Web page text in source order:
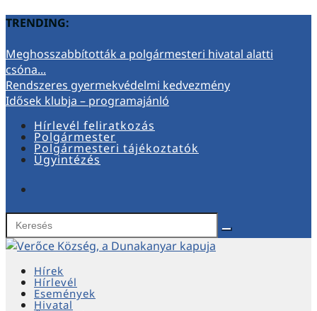
TRENDING:
Meghosszabbították a polgármesteri hivatal alatti
csóna...
Rendszeres gyermekvédelmi kedvezmény
Idősek klubja – programajánló
Hírlevél feliratkozás
Polgármester
Polgármesteri tájékoztatók
Ügyintézés
Hírek
Hírlevél
Események
Hivatal